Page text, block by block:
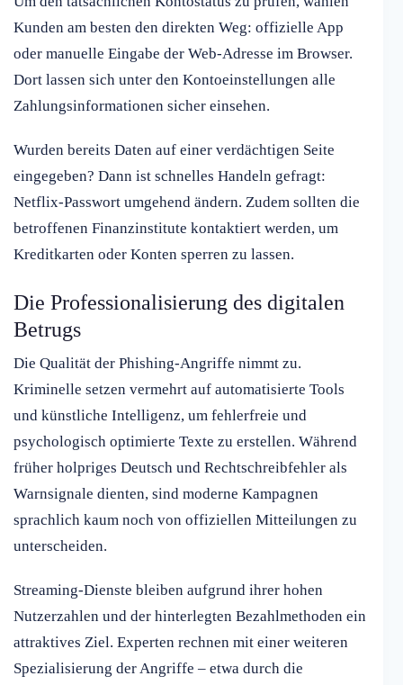
Kunden am besten den direkten Weg: offizielle App
oder manuelle Eingabe der Web-Adresse im Browser.
Dort lassen sich unter den Kontoeinstellungen alle
Zahlungsinformationen sicher einsehen.
Wurden bereits Daten auf einer verdächtigen Seite
eingegeben? Dann ist schnelles Handeln gefragt:
Netflix-Passwort umgehend ändern. Zudem sollten die
betroffenen Finanzinstitute kontaktiert werden, um
Kreditkarten oder Konten sperren zu lassen.
Die Professionalisierung des digitalen
Betrugs
Die Qualität der Phishing-Angriffe nimmt zu.
Kriminelle setzen vermehrt auf automatisierte Tools
und künstliche Intelligenz, um fehlerfreie und
psychologisch optimierte Texte zu erstellen. Während
früher holpriges Deutsch und Rechtschreibfehler als
Warnsignale dienten, sind moderne Kampagnen
sprachlich kaum noch von offiziellen Mitteilungen zu
unterscheiden.
Streaming-Dienste bleiben aufgrund ihrer hohen
Nutzerzahlen und der hinterlegten Bezahlmethoden ein
attraktives Ziel. Experten rechnen mit einer weiteren
Spezialisierung der Angriffe – etwa durch die